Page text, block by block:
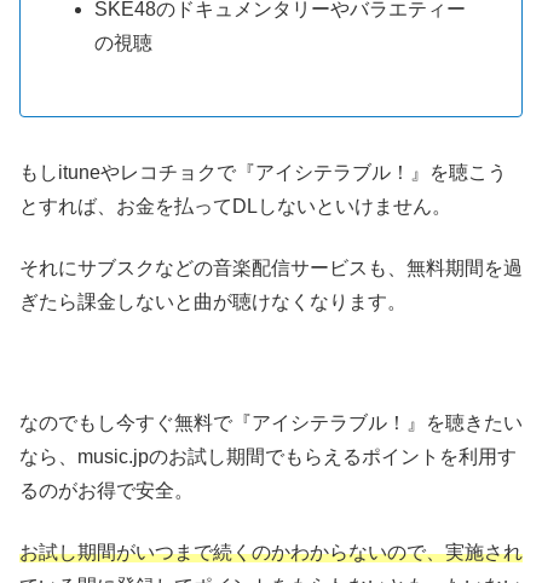
SKE48のドキュメンタリーやバラエティー
の視聴
もしituneやレコチョクで『アイシテラブル！』を聴こう
とすれば、お金を払ってDLしないといけません。
それにサブスクなどの音楽配信サービスも、無料期間を過
ぎたら課金しないと曲が聴けなくなります。
なのでもし今すぐ無料で『アイシテラブル！』を聴きたい
なら、music.jpのお試し期間でもらえるポイントを利用す
るのがお得で安全。
お試し期間がいつまで続くのかわからないので、実施され